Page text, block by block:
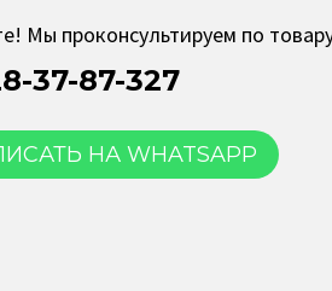
Мы проконсультируем по
37-87-327
НА WHATSAPP